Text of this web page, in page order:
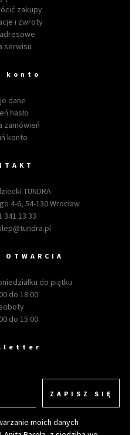
zakupy
i zwroty
serwisu
konto
dane
hasło
zamówień
konto
TUNDRA
4-6, 54-130 Wrocław
341 13 33
OTWARCIA
do piątku
do 18:00
do 15:00
ZAPISZ SIĘ
moich danych